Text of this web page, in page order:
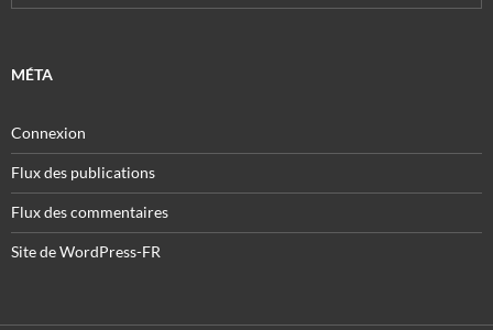
MÉTA
Connexion
Flux des publications
Flux des commentaires
Site de WordPress-FR